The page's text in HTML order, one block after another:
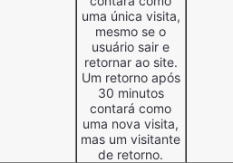
uma única visita,
mesmo se o
usuário sair e
retornar ao site.
Um retorno após
30 minutos
contará como
uma nova visita,
mas um visitante
de retorno.